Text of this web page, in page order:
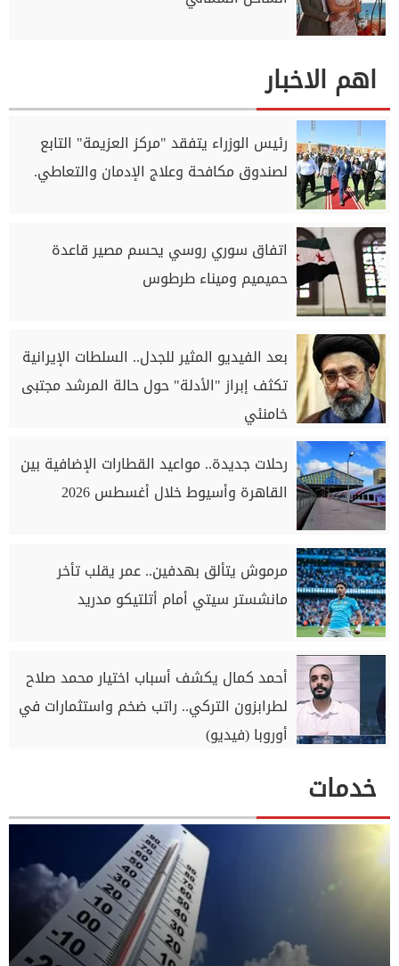
اهم الاخبار
رئيس الوزراء يتفقد "مركز العزيمة" التابع
لصندوق مكافحة وعلاج الإدمان والتعاطي.
اتفاق سوري روسي يحسم مصير قاعدة
حميميم وميناء طرطوس
بعد الفيديو المثير للجدل.. السلطات الإيرانية
تكثف إبراز "الأدلة" حول حالة المرشد مجتبى
خامنئي
رحلات جديدة.. مواعيد القطارات الإضافية بين
القاهرة وأسيوط خلال أغسطس 2026
مرموش يتألق بهدفين.. عمر يقلب تأخر
مانشستر سيتي أمام أتلتيكو مدريد
أحمد كمال يكشف أسباب اختيار محمد صلاح
لطرابزون التركي.. راتب ضخم واستثمارات في
أوروبا (فيديو)
خدمات